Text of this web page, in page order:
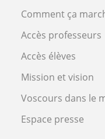
Comment ça
Accès professeurs
Accès élèves
Mission et vision
Voscours dans le
Espace presse